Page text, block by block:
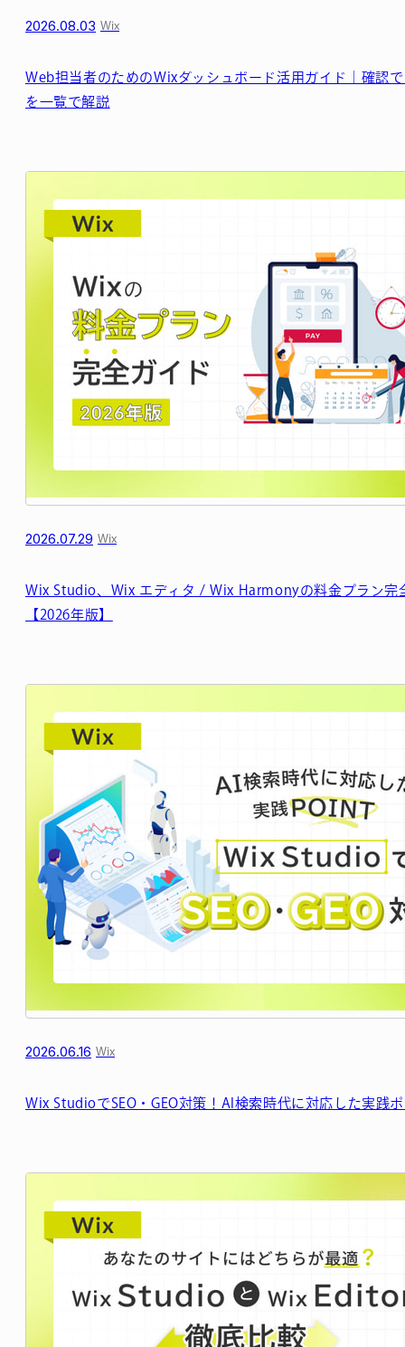
2026.08.03 Wix
Web担当者のためのWixダッシュボード活用ガイド｜確認
を一覧で解説
2026.07.29 Wix
Wix Studio、Wix エディタ / Wix Harmonyの料金プラン完
【2026年版】
2026.06.16 Wix
Wix StudioでSEO・GEO対策！AI検索時代に対応した実践